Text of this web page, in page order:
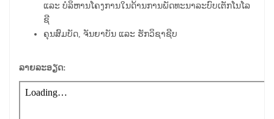
ແລະ ບໍລິຫານໂຄງການໃນດ້ານການພັດທະນາລະບົບເຕັກໂນໂລ
ຊີ
ຄຸນສົມບັດ, ຈັນຍາບັນ ແລະ ຮັກວິຊາຊີບ
ລາຍລະອຽດ: